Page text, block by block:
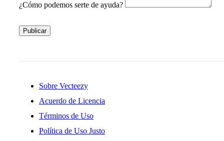
¿Cómo podemos serte de ayuda?
Publicar
Sobre Vecteezy
Acuerdo de Licencia
Términos de Uso
Política de Uso Justo